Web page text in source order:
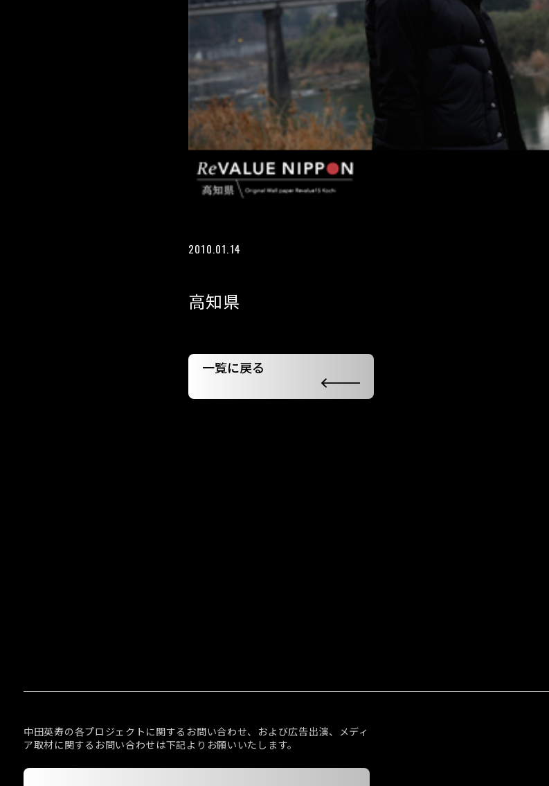
2010.01.14
高知県
一覧に戻る
中田英寿の各プロジェクトに関するお問い合わせ、および広告出演、メディ
ア取材に関するお問い合わせは下記よりお願いいたします。